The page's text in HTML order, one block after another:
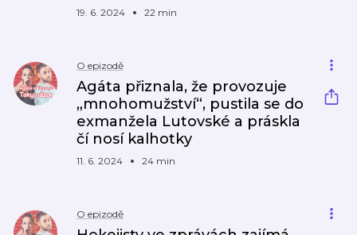
19. 6. 2024 22 min
O epizodě
Agáta přiznala, že provozuje
„mnohomužství“, pustila se do
exmanžela Lutovské a práskla
čí nosí kalhotky
11. 6. 2024 24 min
O epizodě